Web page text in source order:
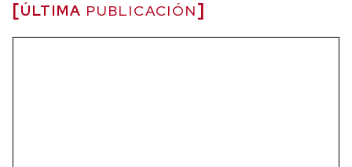
ÚLTIMA PUBLICACIÓN